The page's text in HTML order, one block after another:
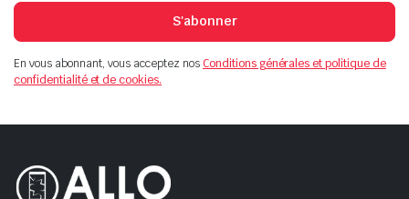
S'abonner
En vous abonnant, vous acceptez nosConditions générales et politique de
confidentialité et de cookies.